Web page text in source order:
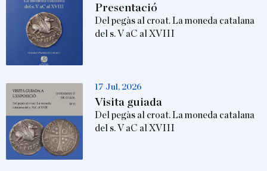
Presentació
Del pegàs al croat. La moneda catalana
del s. V aC al XVIII
17 Jul, 2026
Visita guiada
Del pegàs al croat. La moneda catalana
del s. V aC al XVIII